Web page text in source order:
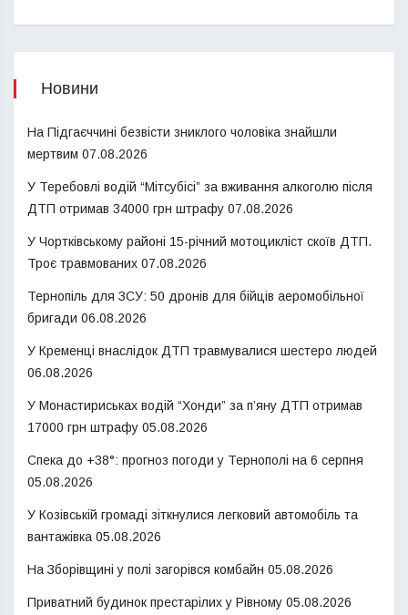
Новини
На Підгаєччині безвісти зниклого чоловіка знайшли
мертвим 07.08.2026
У Теребовлі водій “Мітсубісі” за вживання алкоголю після
ДТП отримав 34000 грн штрафу 07.08.2026
У Чортківському районі 15-річний мотоцикліст скоїв ДТП.
Троє травмованих 07.08.2026
Тернопіль для ЗСУ: 50 дронів для бійців аеромобільної
бригади 06.08.2026
У Кременці внаслідок ДТП травмувалися шестеро людей
06.08.2026
У Монастириськах водій “Хонди” за п’яну ДТП отримав
17000 грн штрафу 05.08.2026
Спека до +38°: прогноз погоди у Тернополі на 6 серпня
05.08.2026
У Козівській громаді зіткнулися легковий автомобіль та
вантажівка 05.08.2026
На Зборівщині у полі загорівся комбайн 05.08.2026
Приватний будинок престарілих у Рівному 05.08.2026